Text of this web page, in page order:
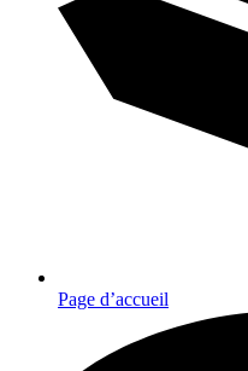
Page d’accueil